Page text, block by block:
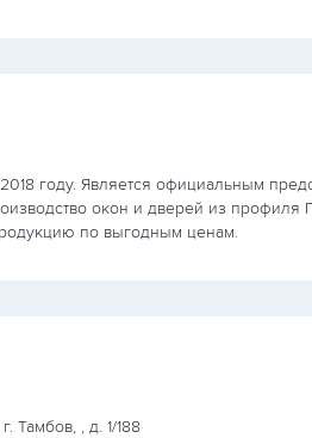
году. Является официальным
окон и дверей из профиля
по выгодным ценам.
Тамбов, , д. 1/188